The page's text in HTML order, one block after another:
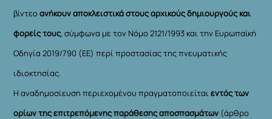
βίντεοανήκουν αποκλειστικά στους αρχικούς δημιουργούς και
φορείς τους, σύμφωνα με τον Νόμο 2121/1993 και την Ευρωπαϊκή
Οδηγία 2019/790 (ΕΕ) περί προστασίας της πνευματικής
ιδιοκτησίας.
Η αναδημοσίευση περιεχομένου πραγματοποιείταιεντός των
ορίων της επιτρεπόμενης παράθεσης αποσπασμάτων (άρθρο